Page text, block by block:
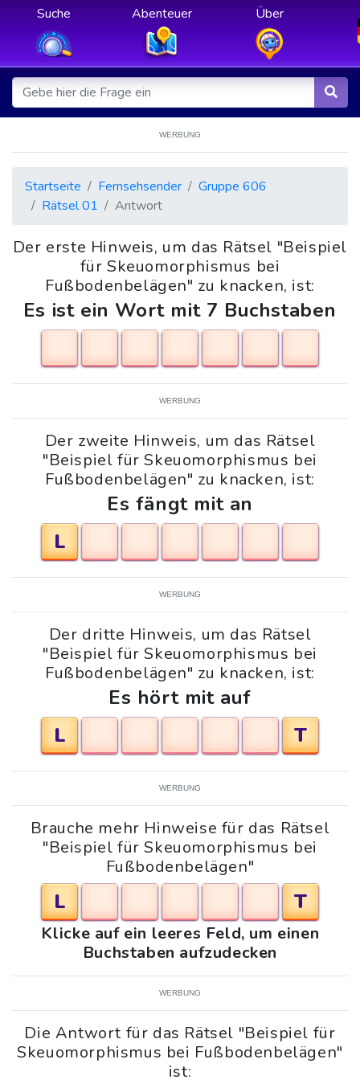
Suche Abenteuer Über
WERBUNG
Startseite Fernsehsender
Gruppe 606
Rätsel 01
Antwort
Der erste Hinweis, um das Rätsel "Beispiel
für Skeuomorphismus bei
Fußbodenbelägen" zu knacken, ist:
Es ist ein Wort mit 7 Buchstaben
WERBUNG
Der zweite Hinweis, um das Rätsel
"Beispiel für Skeuomorphismus bei
Fußbodenbelägen" zu knacken, ist:
Es fängt mit an
L
WERBUNG
Der dritte Hinweis, um das Rätsel
"Beispiel für Skeuomorphismus bei
Fußbodenbelägen" zu knacken, ist:
Es hört mit auf
L
T
WERBUNG
Brauche mehr Hinweise für das Rätsel
"Beispiel für Skeuomorphismus bei
Fußbodenbelägen"
L T
Klicke auf ein leeres Feld, um einen
Buchstaben aufzudecken
WERBUNG
Die Antwort für das Rätsel "Beispiel für
Skeuomorphismus bei Fußbodenbelägen"
ist: